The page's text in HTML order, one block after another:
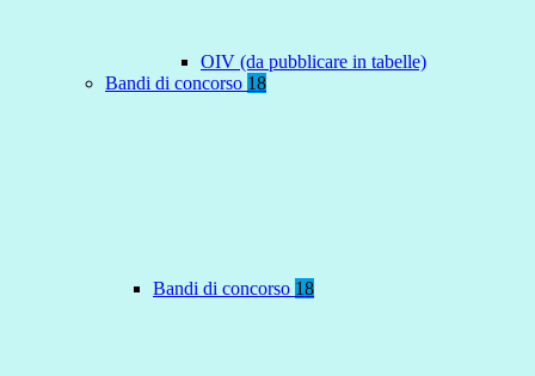
OIV (da pubblicare in tabelle)
Bandi di concorso 18
Bandi di concorso 18